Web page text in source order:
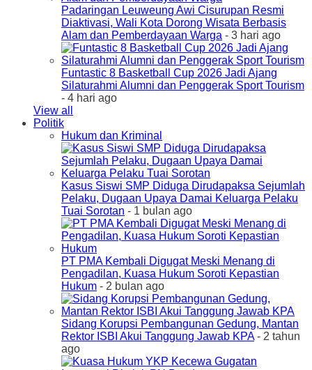
Padaringan Leuweung Awi Cisurupan Resmi
Diaktivasi, Wali Kota Dorong Wisata Berbasis
Alam dan Pemberdayaan Warga - 3 hari ago
Funtastic 8 Basketball Cup 2026 Jadi Ajang
Silaturahmi Alumni dan Penggerak Sport Tourism
- 4 hari ago
View all
Politik
Hukum dan Kriminal
Kasus Siswi SMP Diduga Dirudapaksa Sejumlah
Pelaku, Dugaan Upaya Damai Keluarga Pelaku
Tuai Sorotan - 1 bulan ago
PT PMA Kembali Digugat Meski Menang di
Pengadilan, Kuasa Hukum Soroti Kepastian
Hukum - 2 bulan ago
Sidang Korupsi Pembangunan Gedung, Mantan
Rektor ISBI Akui Tanggung Jawab KPA- 2 tahun
ago